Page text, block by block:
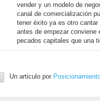
vender y un modelo de
canal de comercialización
tener éxito ya es otro
antes de empezar
pecados capitales que una
Un articulo por